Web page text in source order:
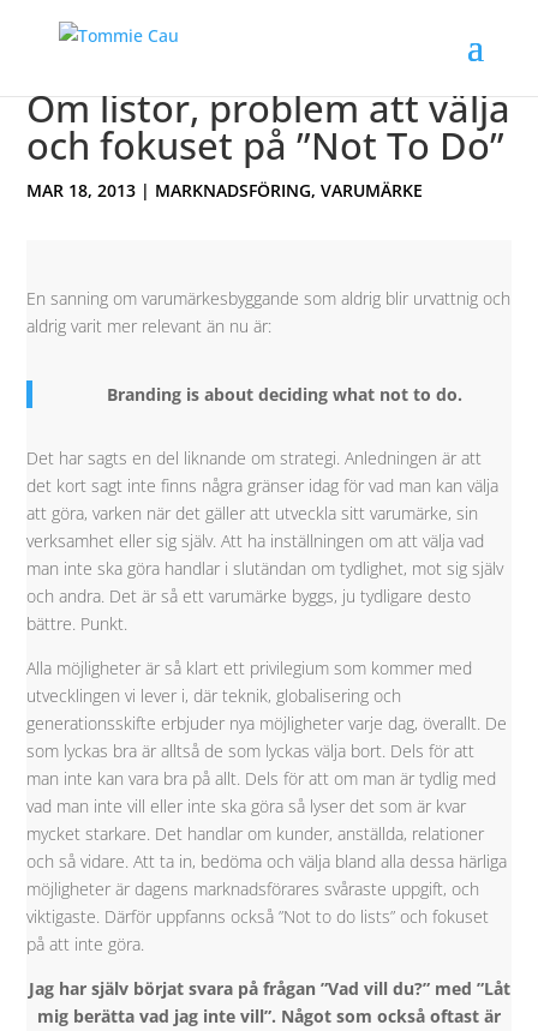
Om listor, problem att välja
och fokuset på ”Not To Do”
MAR 18, 2013 | MARKNADSFÖRING,VARUMÄRKE
En sanning om varumärkesbyggande som aldrig blir urvattnig och
aldrig varit mer relevant än nu är:
Branding is about deciding what not to do.
Det har sagts en del liknande om strategi. Anledningen är att
det kort sagt inte finns några gränser idag för vad man kan välja
att göra, varken när det gäller att utveckla sitt varumärke, sin
verksamhet eller sig själv. Att ha inställningen om att välja vad
man inte ska göra handlar i slutändan om tydlighet, mot sig själv
och andra. Det är så ett varumärke byggs, ju tydligare desto
bättre. Punkt.
Alla möjligheter är så klart ett privilegium som kommer med
utvecklingen vi lever i, där teknik, globalisering och
generationsskifte erbjuder nya möjligheter varje dag, överallt. De
som lyckas bra är alltså de som lyckas välja bort. Dels för att
man inte kan vara bra på allt. Dels för att om man är tydlig med
vad man inte vill eller inte ska göra så lyser det som är kvar
mycket starkare. Det handlar om kunder, anställda, relationer
och så vidare. Att ta in, bedöma och välja bland alla dessa härliga
möjligheter är dagens marknadsförares svåraste uppgift, och
viktigaste. Därför uppfanns också ”Not to do lists” och fokuset
på att inte göra.
Jag har själv börjat svara på frågan ”Vad vill du?” med ”Låt
mig berätta vad jag inte vill”. Något som också oftast är